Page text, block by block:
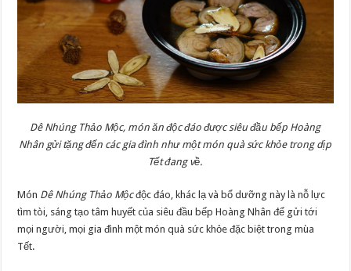
Dê Nhúng Thảo Mộc, món ăn độc đáo được siêu đầu bếp Hoàng
Nhân gửi tặng đến các gia đình như một món quà sức khỏe trong dịp
Tết đang về.
Món Dê Nhúng Thảo Mộcđộc đáo, khác lạ và bổ dưỡng này là nỗ lực
tìm tòi, sáng tạo tâm huyết của siêu đầu bếp Hoàng Nhân để gửi tới
mọi người, mọi gia đình một món quà sức khỏe đặc biệt trong mùa
Tết.